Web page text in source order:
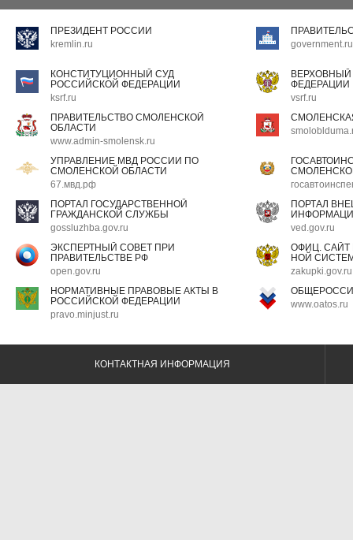
ПРЕЗИДЕНТ РОССИИ
kremlin.ru
government.ru
КОНСТИТУЦИОННЫЙ СУД
РОССИЙСКОЙ ФЕДЕРАЦИИ
ksrf.ru
ФЕДЕРАЦИИ
vsrf.ru
ПРАВИТЕЛЬСТВО СМОЛЕНСКОЙ
ОБЛАСТИ
www.admin-smolensk.ru
УПРАВЛЕНИЕ МВД РОССИИ ПО
СМОЛЕНСКОЙ ОБЛАСТИ
67.мвд.рф
ПОРТАЛ ГОСУДАРСТВЕННОЙ
ГРАЖДАНСКОЙ СЛУЖБЫ
gossluzhba.gov.ru
ПОРТАЛ
ved.gov.ru
ЭКСПЕРТНЫЙ СОВЕТ ПРИ
ПРАВИТЕЛЬСТВЕ РФ
open.gov.ru
ОФИЦ.
НОЙ
zakupki.gov.ru
НОРМАТИВНЫЕ ПРАВОВЫЕ АКТЫ В
РОССИЙСКОЙ ФЕДЕРАЦИИ
pravo.minjust.ru
www.oatos.ru
КОНТАКТНАЯ ИНФОРМАЦИЯ